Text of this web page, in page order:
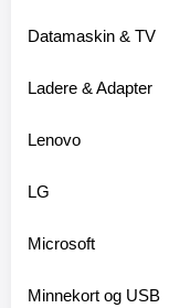
Datamaskin & TV
Ladere & Adapter
Lenovo
LG
Microsoft
Minnekort og USB